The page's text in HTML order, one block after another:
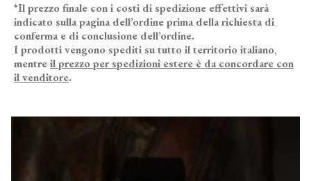
*Il prezzo finale con i costi di spedizione effettivi sarà
indicato sulla pagina dell’ordine prima della richiesta di
conferma e di conclusione dell’ordine.
I prodotti vengono spediti su tutto il territorio italiano,
mentre il prezzo per spedizioni estere è da concordare con
il venditore.